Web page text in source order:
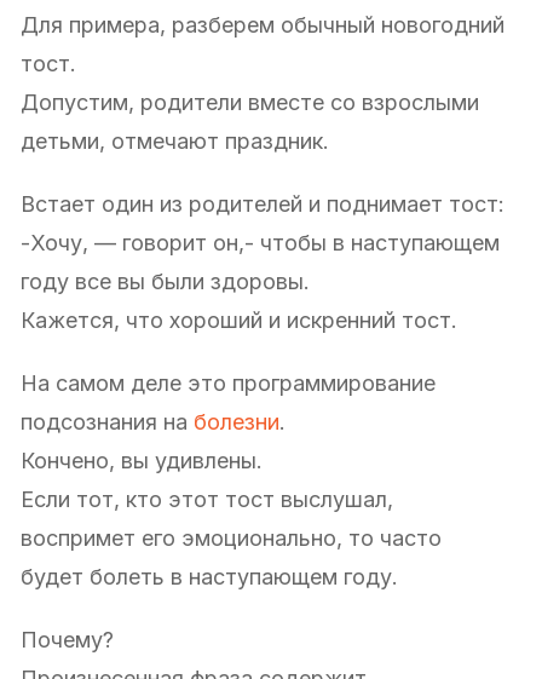
Для примера, разберем обычный новогодний
тост.
Допустим, родители вместе со взрослыми
детьми, отмечают праздник.
Встает один из родителей и поднимает тост:
-Хочу, — говорит он,- чтобы в наступающем
году все вы были здоровы.
Кажется, что хороший и искренний тост.
На самом деле это программирование
подсознания на болезни.
Кончено, вы удивлены.
Если тот, кто этот тост выслушал,
воспримет его эмоционально, то часто
будет болеть в наступающем году.
Почему?